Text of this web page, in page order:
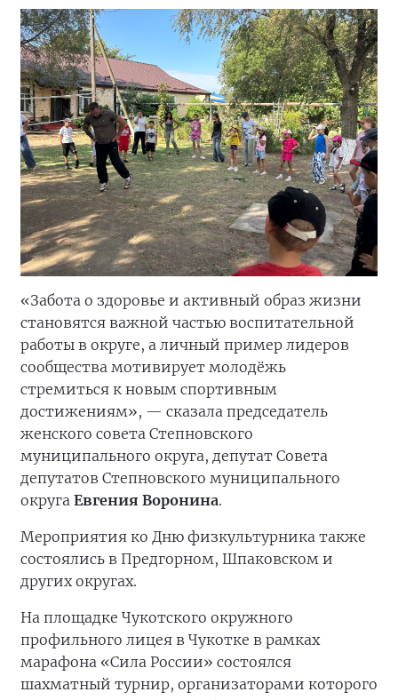
«Забота о здоровье и активный образ жизни
становятся важной частью воспитательной
работы в округе, а личный пример лидеров
сообщества мотивирует молодёжь
стремиться к новым спортивным
достижениям», — сказала председатель
женского совета Степновского
муниципального округа, депутат Совета
депутатов Степновского муниципального
округа Евгения Воронина.
Мероприятия ко Дню физкультурника также
состоялись в Предгорном, Шпаковском и
других округах.
На площадке Чукотского окружного
профильного лицея в Чукотке в рамках
марафона «Сила России» состоялся
шахматный турнир, организаторами которого